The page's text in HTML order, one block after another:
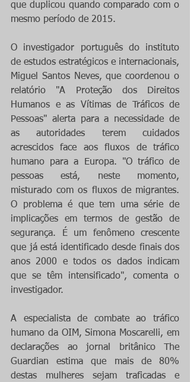
que duplicou quando comparado com o
mesmo período de 2015.
O investigador português do instituto
de estudos estratégicos e internacionais,
Miguel Santos Neves, que coordenou o
relatório "A Proteção dos Direitos
Humanos e as Vítimas de Tráficos de
Pessoas" alerta para a necessidade de
as autoridades terem cuidados
acrescidos face aos fluxos de tráfico
humano para a Europa. "O tráfico de
pessoas está, neste momento,
misturado com os fluxos de migrantes.
O problema é que tem uma série de
implicações em termos de gestão de
segurança. É um fenômeno crescente
que já está identificado desde finais dos
anos 2000 e todos os dados indicam
que se têm intensificado", comenta o
investigador.
A especialista de combate ao tráfico
humano da OIM, Simona Moscarelli, em
declarações ao jornal britânico The
Guardian estima que mais de 80%
destas mulheres sejam traficadas e